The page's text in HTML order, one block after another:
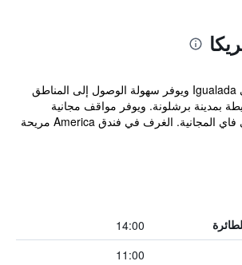
يقع فندق America في Igualada ويوفر سهولة الوصول إلى المناطق
بمدينة برشلونة. ويوفر مواقف مجانية
للسيارات وخدمة الواي فاي المجانية. الغرف في فندق America مريحة
14:00
11:00